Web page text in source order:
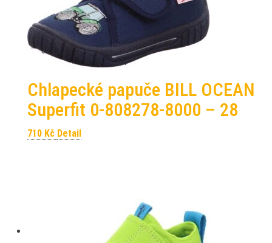
Chlapecké papuče BILL OCEAN
Superfit 0-808278-8000 – 28
710 Kč Detail